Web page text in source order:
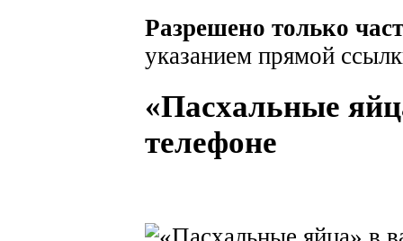
Разрешено только
указанием прямой
«Пасхальные
телефоне